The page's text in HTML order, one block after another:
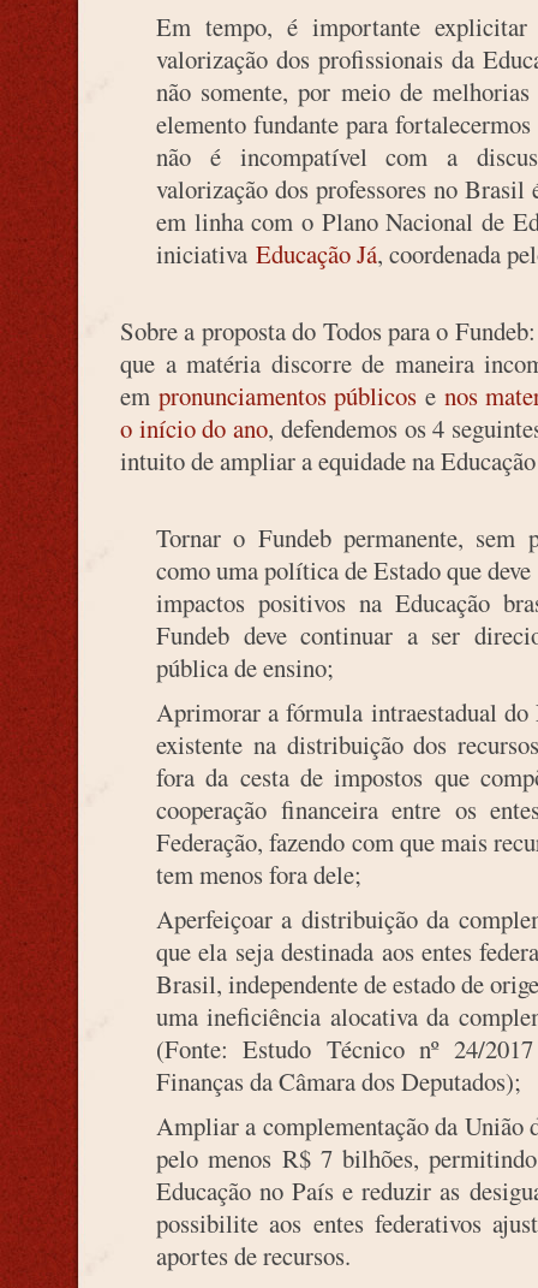
Em tempo, é importante
valorização dos profissionais da
não somente, por meio de
elemento fundante para
não é incompatível com a
valorização dos professores no Brasil
em linha com o Plano Nacional de
iniciativa Educação Já, coordenada
Sobre a proposta do Todos para o
que a matéria discorre de maneira
empronunciamentos públicosenos
o início do ano, defendemos os 4
intuito de ampliar a equidade na
Tornar o Fundeb permanente, sem
como uma política de Estado que
impactos positivos na Educação
Fundeb deve continuar a ser
pública de ensino;
Aprimorar a fórmula intraestadual do
existente na distribuição dos
fora da cesta de impostos que
cooperação financeira entre os
Federação, fazendo com que mais
tem menos fora dele;
Aperfeiçoar a distribuição da
que ela seja destinada aos entes
Brasil, independente de estado de
uma ineficiência alocativa da
(Fonte: Estudo Técnico nº 24/
Finanças da Câmara dos Deputados);
Ampliar a complementação da União
pelo menos R$ 7 bilhões,
Educação no País e reduzir as
possibilite aos entes federativos
aportes de recursos.